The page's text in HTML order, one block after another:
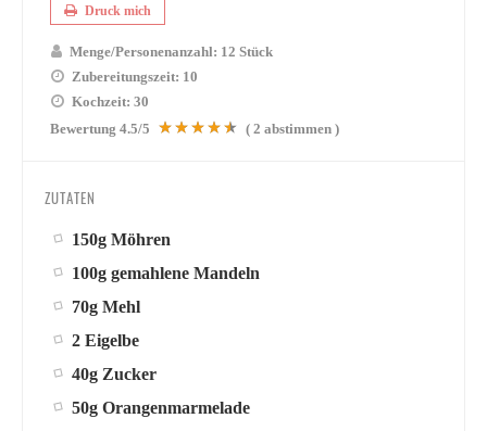
Druck mich
Menge/Personenanzahl: 12 Stück
Zubereitungszeit: 10
Kochzeit: 30
Bewertung 4.5/5 ( 2 abstimmen )
ZUTATEN
150g Möhren
100g gemahlene Mandeln
70g Mehl
2 Eigelbe
40g Zucker
50g Orangenmarmelade